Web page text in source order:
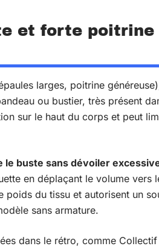
et forte poitrine
larges, poitrine
ou bustier, très présent
sur le haut du corps et peut
le buste sans dévoiler
en déplaçant le volume vers
poids du tissu et autorisent un
sans armature.
dans le rétro, comme